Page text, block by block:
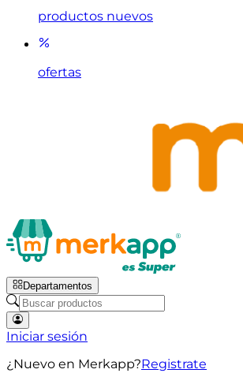
productos nuevos
ofertas
Departamentos
Iniciar sesión
¿Nuevo en Merkapp?Registrate